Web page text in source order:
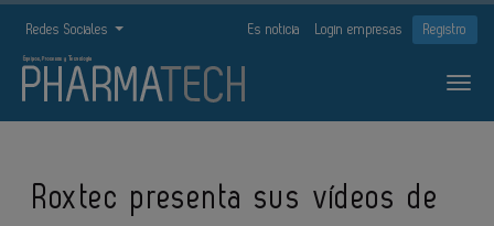
Redes Sociales Es noticia Login empresas Registro
Roxtec presenta sus vídeos de